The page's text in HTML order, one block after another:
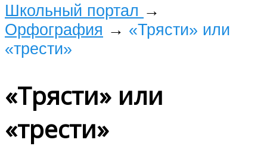
Школьный портал →
Орфография → «Трясти» или
«трести»
«Трясти» или
«трести»